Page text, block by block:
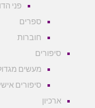
פני הדור
ספרים
חוברות
סיפורים
מעשים מגדולי הדורות
סיפורים אישים